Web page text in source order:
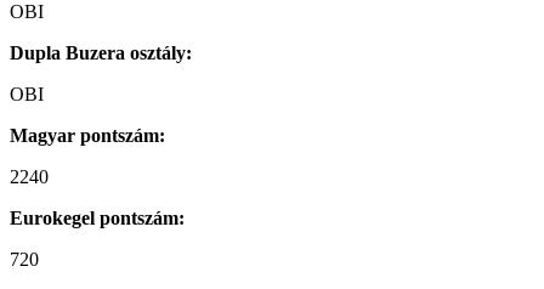
OBI
Dupla Buzera osztály:
OBI
Magyar pontszám:
2240
Eurokegel pontszám:
720